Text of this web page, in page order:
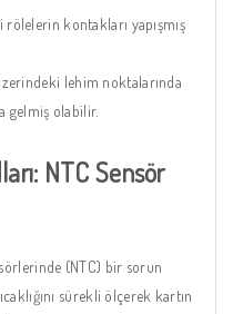
kontakları yapışmış
lehim noktalarında
gelmiş olabilir.
NTC Sensör
(NTC) bir sorun
sürekli ölçerek kartın